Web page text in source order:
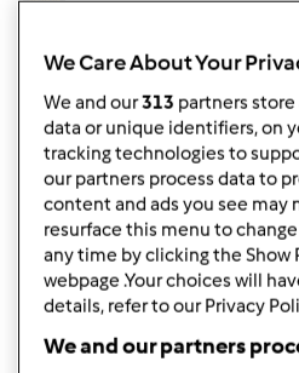
przepisy z przepisowni, aby
Dziewczynki życzę wytrwania
codziennego i aby do wiosny.
Zgadzam sie z Toba Grazynko,
chwile "wpadlam" na
ostatnio malo sie slyszalysmy, i
Zawsze to przyjemnie, choc w
dowiedziec sie jak leci, i co
Buziaki dla wszystkich
We Care About Your
We and our313 partners store
data or unique identifiers, on
tracking technologies to
our partners process data to
content and ads you see may
resurface this menu to
any time by clicking the
webpage .Your choices will
details, refer to our Privacy
We and our partners